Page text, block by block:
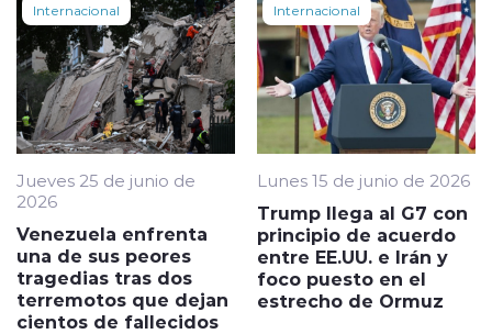
Internacional
Jueves 25 de junio de
2026
Venezuela enfrenta
una de sus peores
tragedias tras dos
terremotos que dejan
cientos de fallecidos
Internacional
Lunes 15 de junio de 2026
Trump llega al G7 con
principio de acuerdo
entre EE.UU. e Irán y
foco puesto en el
estrecho de Ormuz